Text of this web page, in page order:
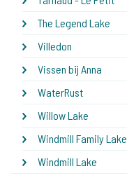
The Legend Lake
Villedon
Vissen bij Anna
WaterRust
Willow Lake
Windmill Family Lake
Windmill Lake